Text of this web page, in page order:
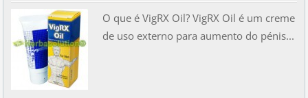
O que é VigRX Oil? VigRX Oil é um creme
de uso externo para aumento do pénis...